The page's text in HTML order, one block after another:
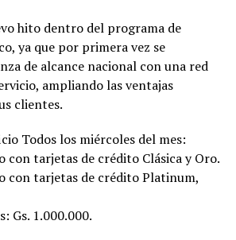
hito dentro del programa de
ya que por primera vez se
de alcance nacional con una red
ampliando las ventajas
clientes.
Todos los miércoles del mes:
con tarjetas de crédito Clásica y Oro.
con tarjetas de crédito Platinum,
Gs. 1.000.000.